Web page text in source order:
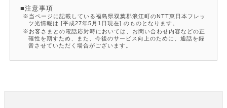
注意事項
当ページに記載している福島県双葉郡浪江町のNTT東日本フレッ
ツ光情報は [平成27年5月1日現在] のものとなります。
お客さまとの電話応対時においては、お問い合わせ内容などの正
確性を期すため、また、今後のサービス向上のために、通話を録
音させていただく場合がございます。